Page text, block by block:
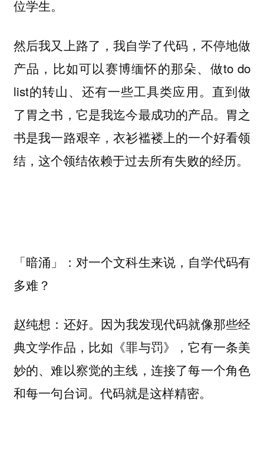
位学生。
然后我又上路了，我自学了代码，不停地做
产品，比如可以赛博缅怀的那朵、做to do
list的转山、还有一些工具类应用。直到做
了胃之书，它是我迄今最成功的产品。胃之
书是我一路艰辛，衣衫褴褛上的一个好看领
结，这个领结依赖于过去所有失败的经历。
「暗涌」：对一个文科生来说，自学代码有
多难？
赵纯想： 还好。因为我发现代码就像那些经
典文学作品，比如《罪与罚》，它有一条美
妙的、难以察觉的主线，连接了每一个角色
和每一句台词。代码就是这样精密。